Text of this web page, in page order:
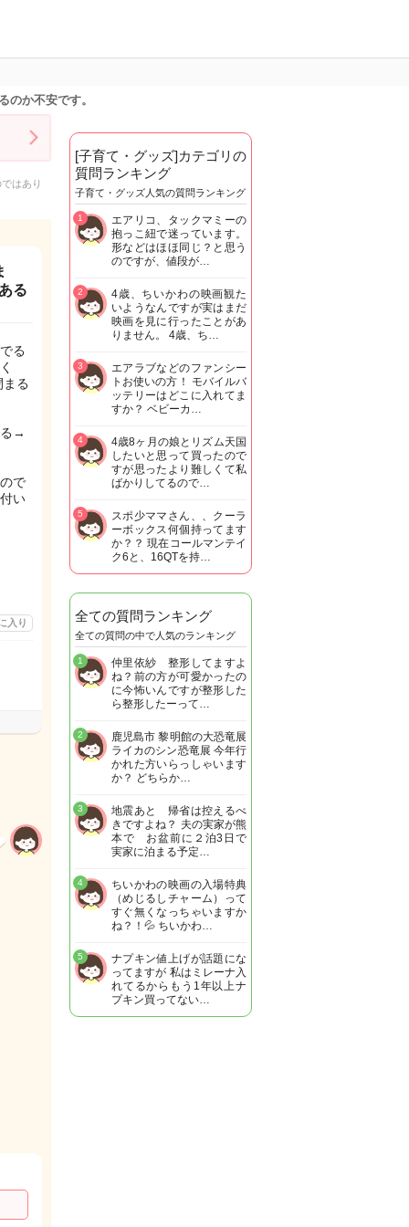
のか不安です。
はあり
る
る
る
る→
で
い
入り
[子育て・グッズ]カテゴリの
質問ランキング
子育て・グッズ人気の質問ランキング
エアリコ、タックマミーの
抱っこ紐で迷っています。
形などはほほ同じ？と思う
のですが、値段が…
1
4歳、ちいかわの映画観た
いようなんですが実はまだ
映画を見に行ったことがあ
りません。 4歳、ち…
2
エアラブなどのファンシー
トお使いの方！ モバイルバ
ッテリーはどこに入れてま
すか？ ベビーカ…
3
4歳8ヶ月の娘とリズム天国
したいと思って買ったので
すが思ったより難しくて私
ばかりしてるので…
4
スポ少ママさん、、クーラ
ーボックス何個持ってます
か？？ 現在コールマンテイ
ク6と、16QTを持…
5
全ての質問ランキング
全ての質問の中で人気のランキング
仲里依紗 整形してますよ
ね？前の方が可愛かったの
に今怖いんですが整形した
ら整形したーって…
1
鹿児島市 黎明館の大恐竜展
ライカのシン恐竜展 今年行
かれた方いらっしゃいます
か？ どちらか…
2
地震あと 帰省は控えるべ
きですよね？ 夫の実家が熊
本で お盆前に２泊3日で
実家に泊まる予定…
3
ちいかわの映画の入場特典
（めじるしチャーム）って
すぐ無くなっちゃいますか
ね？！💦 ちいかわ…
4
ナプキン値上げが話題にな
ってますが 私はミレーナ入
れてるからもう1年以上ナ
プキン買ってない…
5